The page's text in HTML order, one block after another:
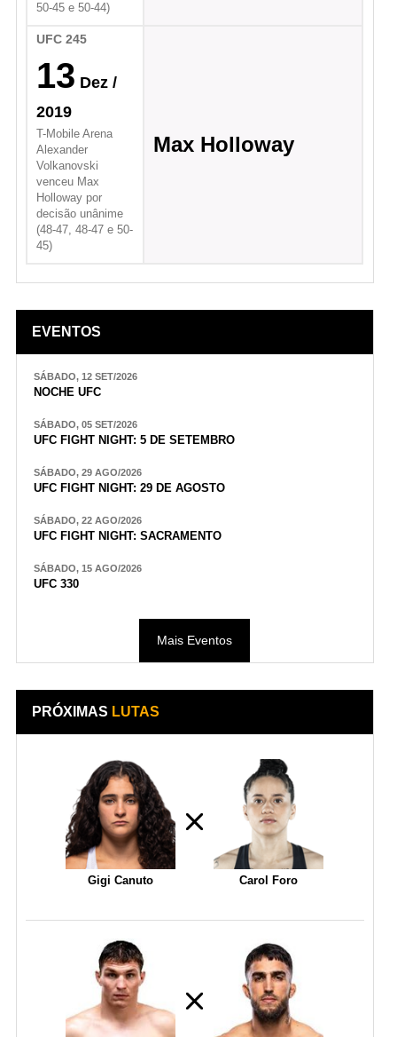
50-45 e 50-44)
UFC 245
13 Dez/
2019
T-Mobile Arena
Alexander
Volkanovski
venceu Max
Holloway por
decisão unânime
(48-47, 48-47 e 50-
45)
Max Holloway
EVENTOS
SÁBADO, 12 SET/2026
NOCHE UFC
SÁBADO, 05 SET/2026
UFC FIGHT NIGHT: 5 DE SETEMBRO
SÁBADO, 29 AGO/2026
UFC FIGHT NIGHT: 29 DE AGOSTO
SÁBADO, 22 AGO/2026
UFC FIGHT NIGHT: SACRAMENTO
SÁBADO, 15 AGO/2026
UFC 330
Mais Eventos
PRÓXIMAS LUTAS
Gigi Canuto Carol Foro